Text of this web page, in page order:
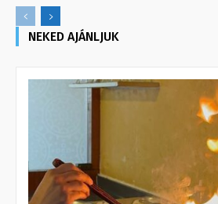
NEKED AJÁNLJUK